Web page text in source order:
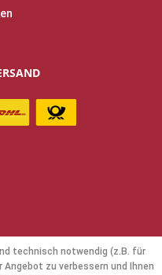
technisch notwendig (z.B. für
Angebot zu verbessern und Ihnen